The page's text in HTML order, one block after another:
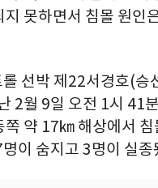
못하면서 침몰 원인
선박 제22서경호(승
2월 9일 오전 1시 41
약 17㎞ 해상에서 침
이 숨지고 3명이 실종